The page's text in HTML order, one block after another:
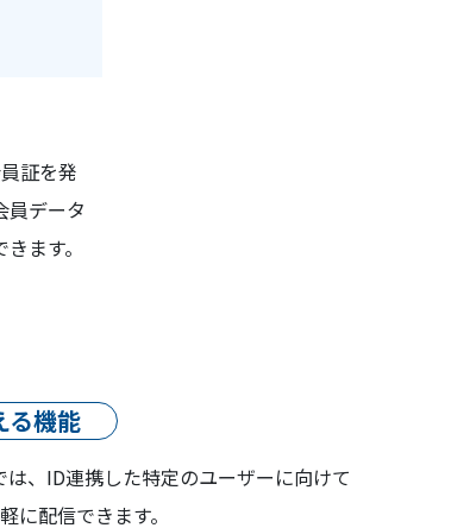
証を発
員データ
ます。
る機能
、ID連携した特定のユーザーに向けて
に配信できます。